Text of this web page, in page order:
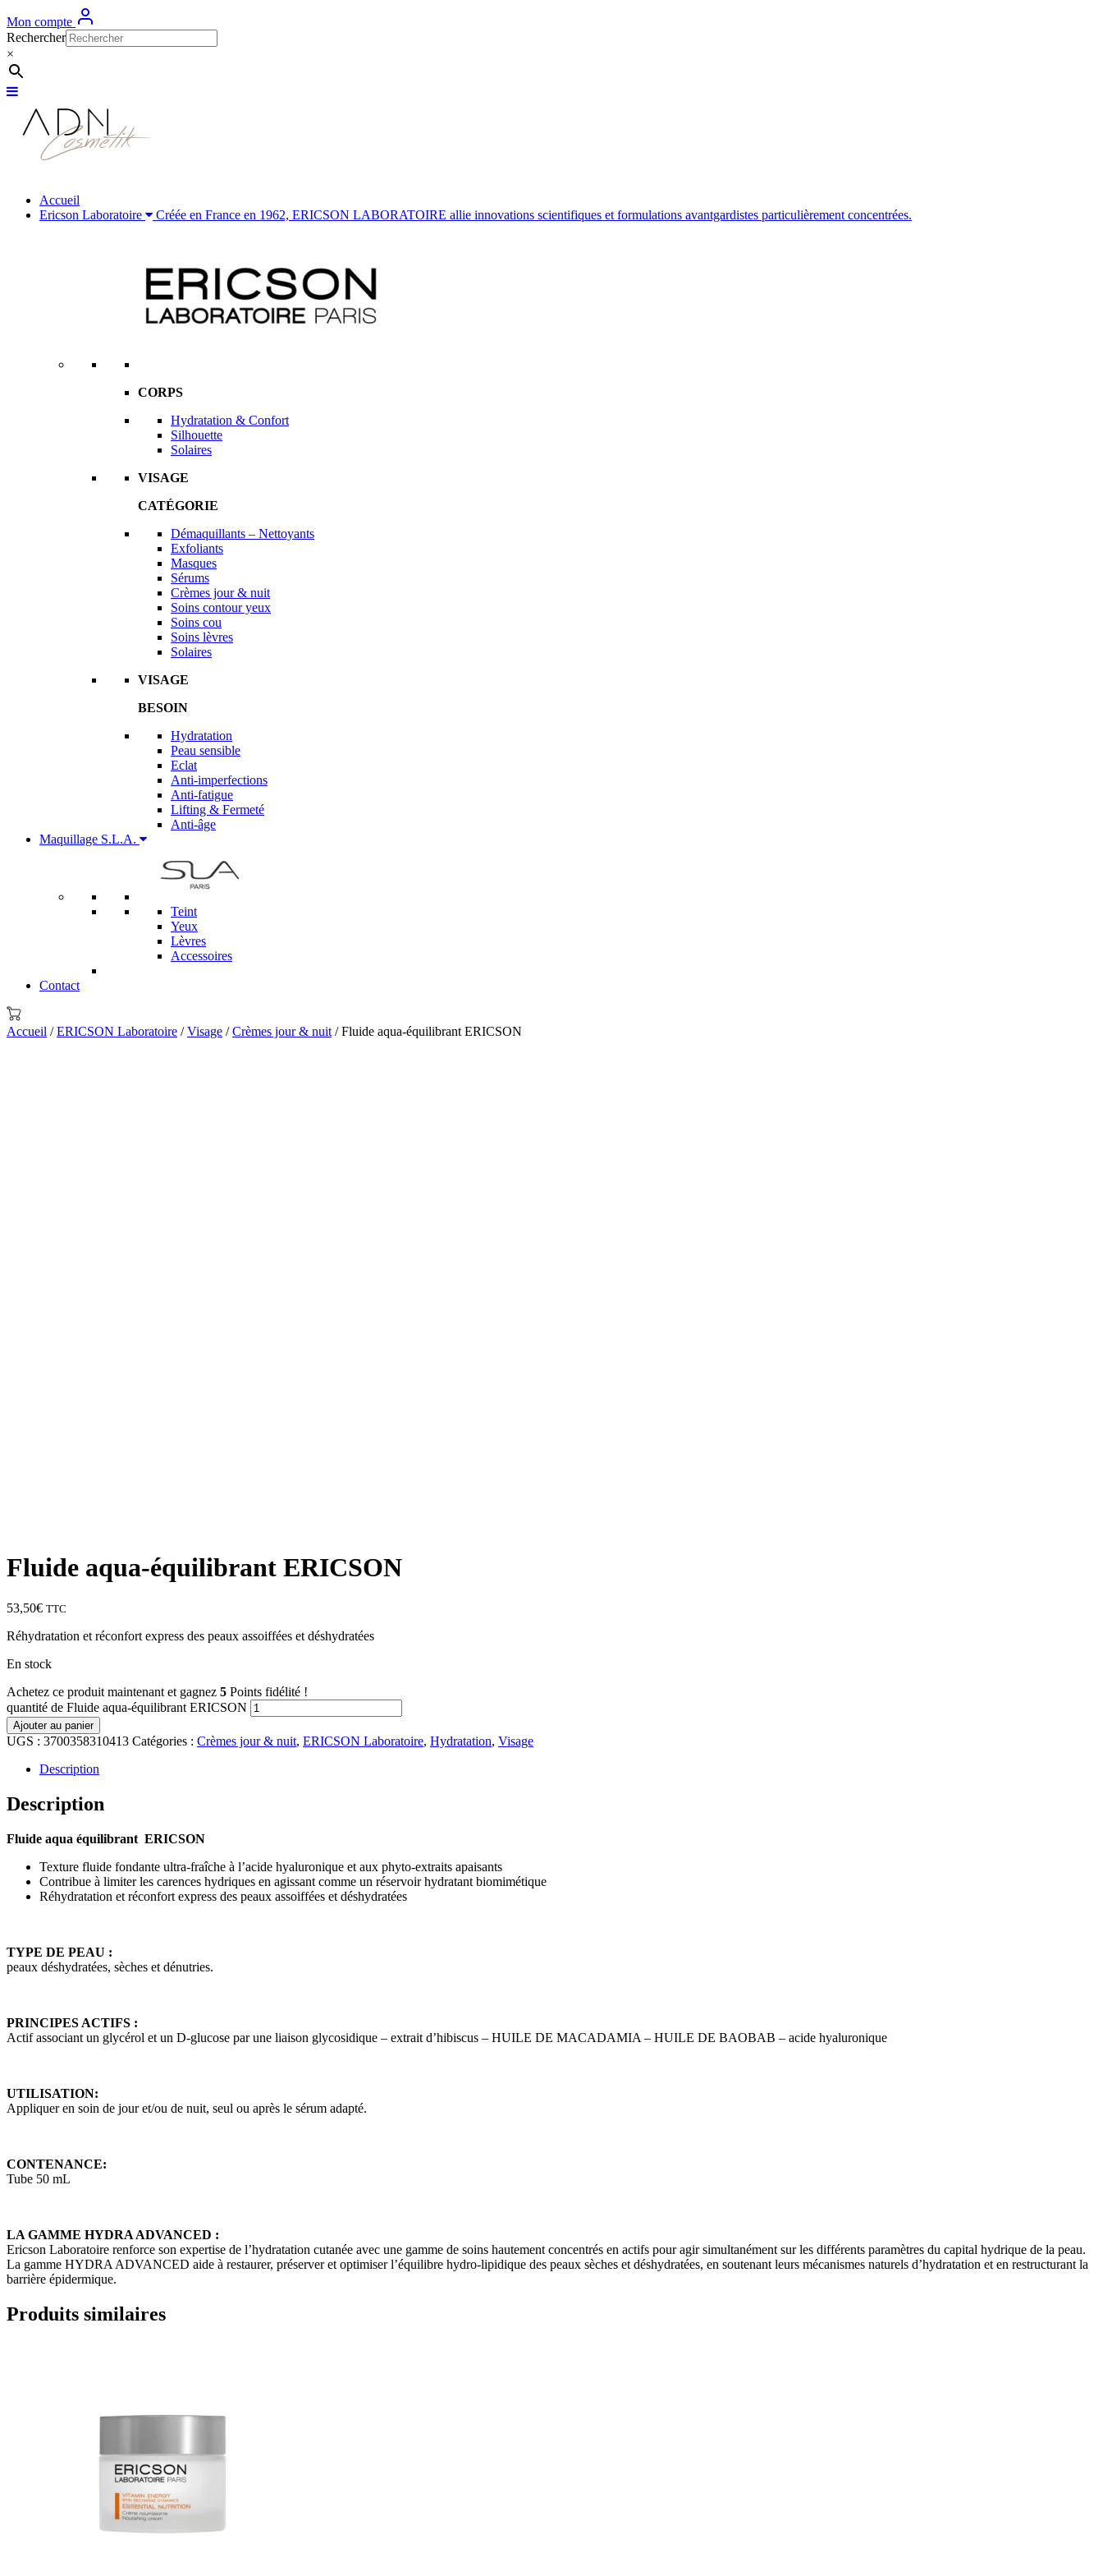
Mon compte
Rechercher
×
Accueil
Ericson Laboratoire
Créée en France en 1962, ERICSON LABORATOIRE allie innovations scientifiques et formulations avantgardistes particulièrement concentrées.
CORPS
Hydratation & Confort
Silhouette
Solaires
VISAGE
CATÉGORIE
Démaquillants – Nettoyants
Exfoliants
Masques
Sérums
Crèmes jour & nuit
Soins contour yeux
Soins cou
Soins lèvres
Solaires
VISAGE
BESOIN
Hydratation
Peau sensible
Eclat
Anti-imperfections
Anti-fatigue
Lifting & Fermeté
Anti-âge
Maquillage S.L.A.
Teint
Yeux
Lèvres
Accessoires
Contact
Accueil /ERICSON Laboratoire /Visage /Crèmes jour & nuit / Fluide aqua-équilibrant ERICSON
Fluide aqua-équilibrant ERICSON
53,50€ TTC
Réhydratation et réconfort express des peaux assoiffées et déshydratées
En stock
Achetez ce produit maintenant et gagnez 5 Points fidélité !
quantité de Fluide aqua-équilibrant ERICSON
Ajouter au panier
UGS : 3700358310413 Catégories : Crèmes jour & nuit, ERICSON Laboratoire, Hydratation, Visage
Description
Description
Fluide aqua équilibrant ERICSON
Texture fluide fondante ultra-fraîche à l’acide hyaluronique et aux phyto-extraits apaisants
Contribue à limiter les carences hydriques en agissant comme un réservoir hydratant biomimétique
Réhydratation et réconfort express des peaux assoiffées et déshydratées
TYPE DE PEAU :
peaux déshydratées, sèches et dénutries.
PRINCIPES ACTIFS :
Actif associant un glycérol et un D-glucose par une liaison glycosidique – extrait d’hibiscus – HUILE DE MACADAMIA – HUILE DE BAOBAB – acide hyaluronique
UTILISATION:
Appliquer en soin de jour et/ou de nuit, seul ou après le sérum adapté.
CONTENANCE:
Tube 50 mL
LA GAMME HYDRA ADVANCED :
Ericson Laboratoire renforce son expertise de l’hydratation cutanée avec une gamme de soins hautement concentrés en actifs pour agir simultanément sur les différents paramètres du capital hydrique de la peau.
La gamme HYDRA ADVANCED aide à restaurer, préserver et optimiser l’équilibre hydro-lipidique des peaux sèches et déshydratées, en soutenant leurs mécanismes naturels d’hydratation et en restructurant la
barrière épidermique.
Produits similaires